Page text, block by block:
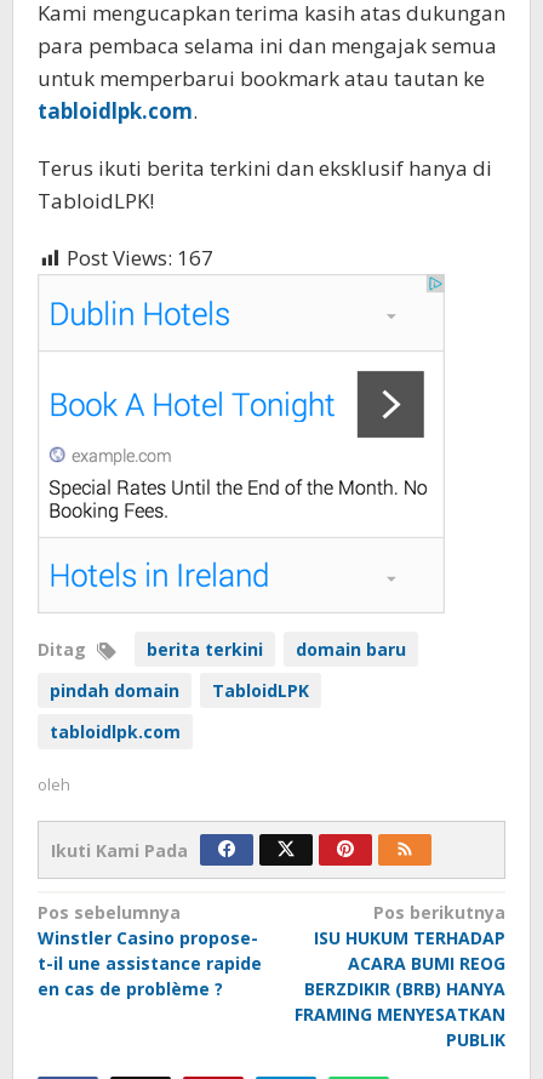
Kami mengucapkan terima kasih atas dukungan
para pembaca selama ini dan mengajak semua
untuk memperbarui bookmark atau tautan ke
tabloidlpk.com.
Terus ikuti berita terkini dan eksklusif hanya di
TabloidLPK!
Post Views: 167
Ditag berita terkini
domain baru
pindah domain
TabloidLPK
tabloidlpk.com
oleh
Ikuti Kami Pada
Navigasi
pos
Pos sebelumnya
Winstler Casino propose-
t-il une assistance rapide
en cas de problème ?
Pos berikutnya
ISU HUKUM TERHADAP
ACARA BUMI REOG
BERZDIKIR (BRB) HANYA
FRAMING MENYESATKAN
PUBLIK